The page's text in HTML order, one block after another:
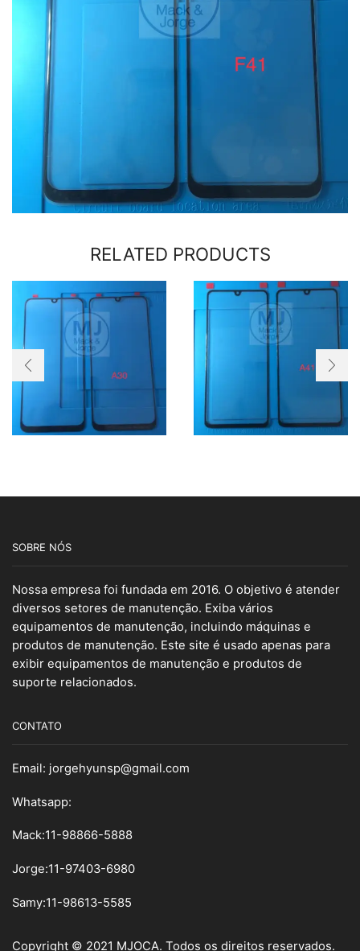
RELATED PRODUCTS
SOBRE NÓS
Nossa empresa foi fundada em 2016. O objetivo é atender
diversos setores de manutenção. Exiba vários
equipamentos de manutenção, incluindo máquinas e
produtos de manutenção. Este site é usado apenas para
exibir equipamentos de manutenção e produtos de
suporte relacionados.
CONTATO
Email: jorgehyunsp@gmail.com
Whatsapp:
Mack:11-98866-5888
Jorge:11-97403-6980
Samy:11-98613-5585
Copyright © 2021 MJOCA. Todos os direitos reservados.